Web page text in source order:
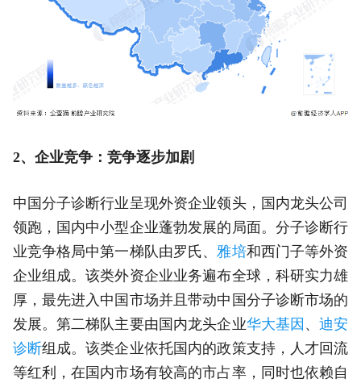
2、企业竞争：竞争逐步加剧
中国分子诊断行业呈现外资企业领头，国内龙头公司
领跑，国内中小型企业蓬勃发展的局面。分子诊断行
业竞争格局中第一梯队由罗氏、 雅培和西门子等外资
企业组成。该类外资企业业务遍布全球，科研实力雄
厚，最先进入中国市场并且带动中国分子诊断市场的
发展。第二梯队主要由国内龙头企业华大基因 、迪安
诊断组成。该类企业依托国内的政策支持，人才回流
等红利，在国内市场有较高的市占率，同时也依赖自